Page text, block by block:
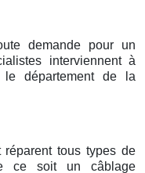
demande pour un
interviennent à
département de la
réparent tous types de
ce soit un câblage